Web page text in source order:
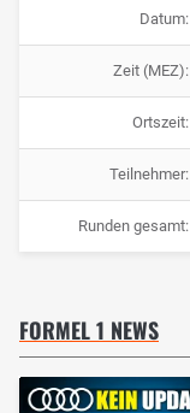
Datum:
Zeit (MEZ):
Ortszeit:
Teilnehmer:
Runden gesamt:
FORMEL 1 NEWS